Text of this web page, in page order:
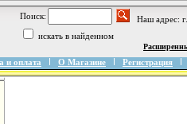
Поиск:
Наш адрес:
искать в найденном
и оплата О Магазине Регистрация